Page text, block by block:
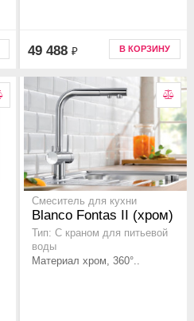
49 488 ₽ В КОРЗИНУ
Смеситель для кухни
Blanco Fontas II (хром)
Тип: С краном для питьевой
воды
Материал хром, 360°..